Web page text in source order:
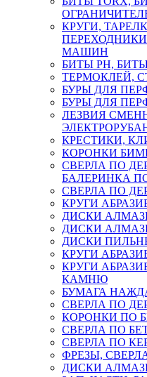
КРУГИ,
МАШИН
БИТЫ PH,
ТЕРМОКЛЕЙ,
БУРЫ ДЛЯ
БУРЫ ДЛЯ
ЛЕЗВИЯ
КРЕСТИКИ,
КОРОНКИ
СВЕРЛА ПО
БАЛЕРИНКА
СВЕРЛА ПО
КРУГИ
ДИСКИ
ДИСКИ
ДИСКИ
КРУГИ
КРУГИ
КАМНЮ
БУМАГА
СВЕРЛА ПО
КОРОНКИ ПО
СВЕРЛА ПО
СВЕРЛА ПО
ФРЕЗЫ,
ДИСКИ